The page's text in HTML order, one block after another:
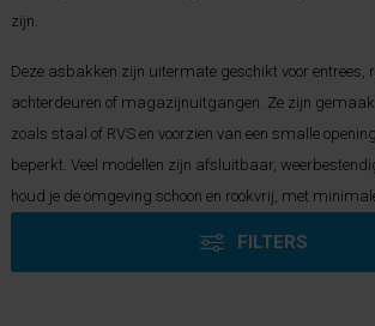
zijn.
Deze asbakken zijn uitermate geschikt voor entrees,
achterdeuren of magazijnuitgangen. Ze zijn
zoals staal of RVS en voorzien van een smalle
beperkt. Veel modellen zijn afsluitbaar,
houd je de omgeving schoon en rookvrij, met
FILTERS